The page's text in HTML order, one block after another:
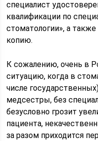
специалист
квалификации по
стоматологии», а
копию.
К сожалению, очень в
ситуацию, когда в
числе
медсестры, без
безусловно грозит
пациента,
за разом приходится